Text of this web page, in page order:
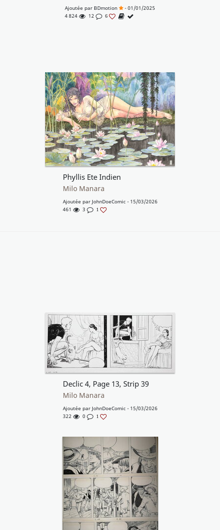
Ajoutée par BDmotion
- 01/01/2025
4 824
12 6
Phyllis Ete Indien
Milo Manara
Ajoutée par JohnDoeComic- 15/03/2026
461
3 1
Declic 4, Page 13, Strip 39
Milo Manara
Ajoutée par JohnDoeComic- 15/03/2026
322
0 1